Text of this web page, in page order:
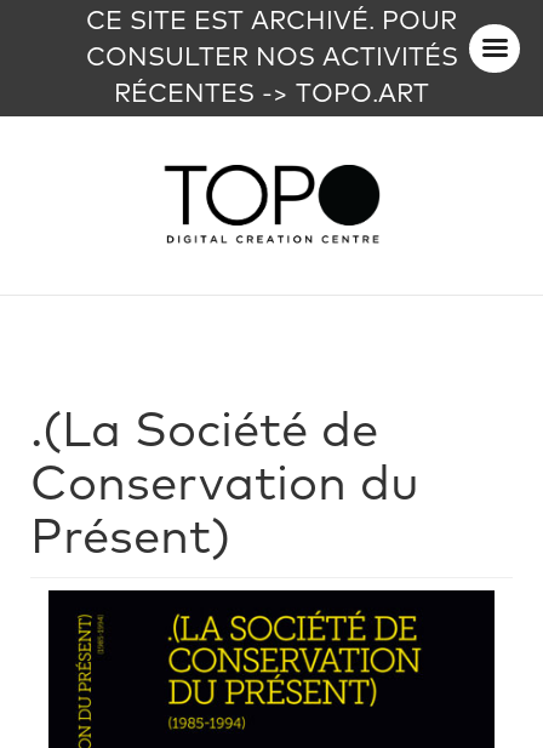
CE SITE EST ARCHIVÉ. POUR
CONSULTER NOS ACTIVITÉS
RÉCENTES -> TOPO.ART
.(La Société de
Conservation du
Présent)